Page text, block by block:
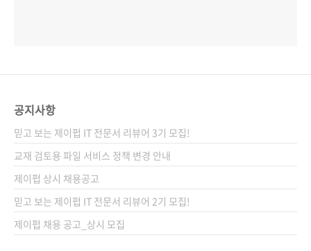
공지사항
믿고 보는 제이펍 IT 전문서 리뷰어 3기 모집!
교재 검토용 파일 서비스 정책 변경 안내
제이펍 상시 채용공고
믿고 보는 제이펍 IT 전문서 리뷰어 2기 모집!
제이펍 채용 공고_상시 모집